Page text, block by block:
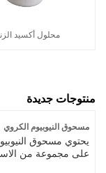
محلول أكسيد
منتوجات جديدة
مسحوق النيوبيوم الكروي
على مجموعة من